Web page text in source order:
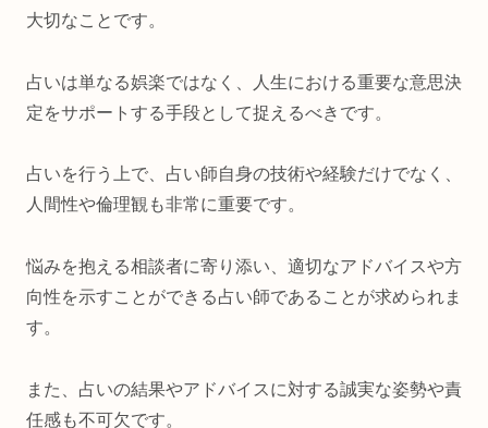
大切なことです。
占いは単なる娯楽ではなく、人生における重要な意思決
定をサポートする手段として捉えるべきです。
占いを行う上で、占い師自身の技術や経験だけでなく、
人間性や倫理観も非常に重要です。
悩みを抱える相談者に寄り添い、適切なアドバイスや方
向性を示すことができる占い師であることが求められま
す。
また、占いの結果やアドバイスに対する誠実な姿勢や責
任感も不可欠です。